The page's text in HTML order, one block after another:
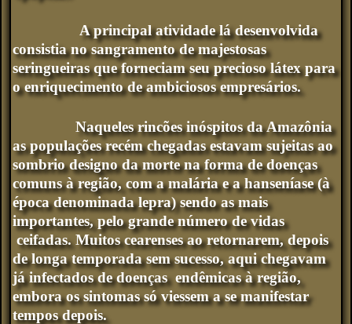
A principal atividade lá desenvolvida
consistia no sangramento de majestosas
seringueiras que forneciam seu precioso látex para
o enriquecimento de ambiciosos empresários.
Naqueles rincões inóspitos da Amazônia
as populações recém chegadas estavam sujeitas ao
sombrio designo da morte na forma de doenças
comuns à região, com a malária e a hanseníase (à
época denominada lepra) sendo as mais
importantes, pelo grande número de vidas
ceifadas. Muitos cearenses ao retornarem, depois
de longa temporada sem sucesso, aqui chegavam
já infectados de doenças endêmicas à região,
embora os sintomas só viessem a se manifestar
tempos depois.